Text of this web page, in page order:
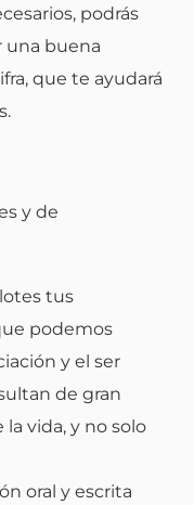
podrás
una buena
que te ayudará
y de
tus
podemos
y el ser
de gran
vida, y no solo
oral y escrita